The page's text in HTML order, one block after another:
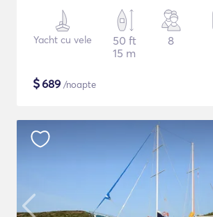
Yacht cu vele
50 ft
15 m
8
$689 /noapte